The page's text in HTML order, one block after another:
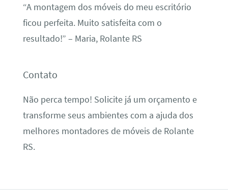
“A montagem dos móveis do meu escritório
ficou perfeita. Muito satisfeita com o
resultado!” – Maria, Rolante RS
Contato
Não perca tempo! Solicite já um orçamento e
transforme seus ambientes com a ajuda dos
melhores montadores de móveis de Rolante
RS.